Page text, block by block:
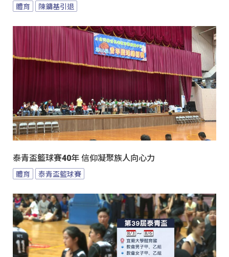
體育 陳鏞基引退
泰青盃籃球賽40年 信仰凝聚族人向心力
體育 泰青盃籃球賽